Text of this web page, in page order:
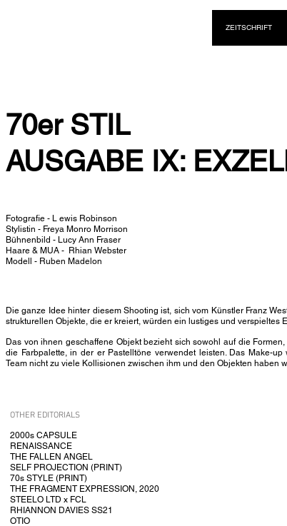
ZEITSCHRIFT
70er STIL
AUSGABE IX:
Fotografie - L ewis Robinson
Stylistin - Freya Monro Morrison
Bühnenbild - Lucy Ann Fraser
Haare & MUA - Rhian Webster
Modell - Ruben Madelon
Die ganze Idee hinter diesem Shooting ist, sich vom Künstler Franz
strukturellen Objekte, die er kreiert, würden ein lustiges und verspieltes
Das von ihnen geschaffene Objekt bezieht sich sowohl auf die
die Farbpalette, in der er Pastelltöne verwendet leisten. Das Make-
Team nicht zu viele Kollisionen zwischen ihm und den Objekten haben
OTHER EDITORIALS
2000s CAPSULE
RENAISSANCE
THE FALLEN ANGEL
SELF PROJECTION (PRINT)
70s STYLE (PRINT)
THE FRAGMENT EXPRESSION, 2020
STEELO LTD x FCL
RHIANNON DAVIES SS21
OTIO